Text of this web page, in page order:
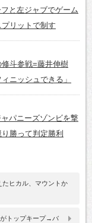
と左ジャブでゲーム
リットで制す
修斗参戦=藤井伸樹
ニッシュできる」
ャパニーズゾンビを撃
勝って判定勝利
たヒカル、マウントか
がトップキープ→バ